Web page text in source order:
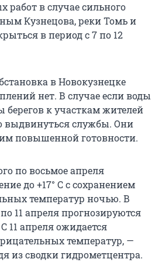
работ в случае сильного
Кузнецова, реки Томь и
в период с 7 по 12
в Новокузнецке
нет. В случае если воды
берегов к участкам жителей
выдвинуться службы. Они
повышенной готовности.
по восьмое апреля
до +17° C с сохранением
температур ночью. В
11 апреля прогнозируются
11 апреля ожидается
температур, —
из сводки гидрометцентра.